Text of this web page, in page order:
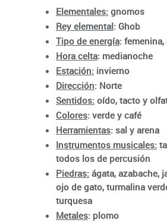
Elementales: gnomos
Rey elemental: Ghob
Tipo de energía:
Hora celta: medianoche
Estación: invierno
Dirección: Norte
Sentidos: oído, tacto y
Colores: verde y café
Herramientas: sal y arena
Instrumentos musicales:
todos los de percusión
Piedras: ágata, azabache,
ojo de gato, turmalina
turquesa
Metales: plomo